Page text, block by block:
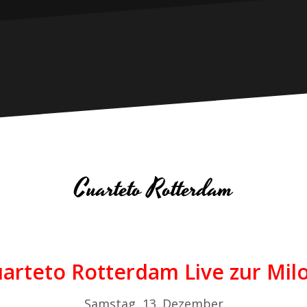
Cuarteto Rotterdam
Rotterdam Live zur
Samstag, 13. Dezember